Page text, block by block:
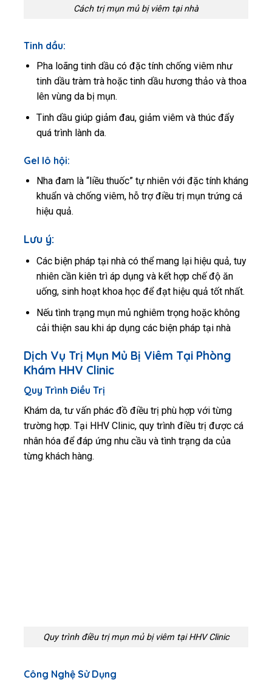
Cách trị mụn mủ bị viêm tại nhà
Tinh dầu:
Pha loãng tinh dầu có đặc tính chống viêm như
tinh dầu tràm trà hoặc tinh dầu hương thảo và thoa
lên vùng da bị mụn.
Tinh dầu giúp giảm đau, giảm viêm và thúc đẩy
quá trình lành da.
Gel lô hội:
Nha đam là “liều thuốc” tự nhiên với đặc tính kháng
khuẩn và chống viêm, hỗ trợ điều trị mụn trứng cá
hiệu quả.
Lưu ý:
Các biện pháp tại nhà có thể mang lại hiệu quả, tuy
nhiên cần kiên trì áp dụng và kết hợp chế độ ăn
uống, sinh hoạt khoa học để đạt hiệu quả tốt nhất.
Nếu tình trạng mụn mủ nghiêm trọng hoặc không
cải thiện sau khi áp dụng các biện pháp tại nhà
Dịch Vụ Trị Mụn Mủ Bị Viêm Tại Phòng
Khám HHV Clinic
Quy Trình Điều Trị
Khám da, tư vấn phác đồ điều trị phù hợp với từng
trường hợp. Tại HHV Clinic, quy trình điều trị được cá
nhân hóa để đáp ứng nhu cầu và tình trạng da của
từng khách hàng.
Quy trình điều trị mụn mủ bị viêm tại HHV Clinic
Công Nghệ Sử Dụng